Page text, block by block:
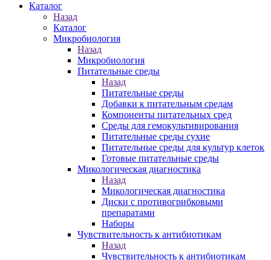
Каталог
Назад
Каталог
Микробиология
Назад
Микробиология
Питательные среды
Назад
Питательные среды
Добавки к питательным средам
Компоненты питательных сред
Среды для гемокультивирования
Питательные среды сухие
Питательные среды для культур клеток
Готовые питательные среды
Микологическая диагностика
Назад
Микологическая диагностика
Диски с противогрибковыми
препаратами
Наборы
Чувствительность к антибиотикам
Назад
Чувствительность к антибиотикам